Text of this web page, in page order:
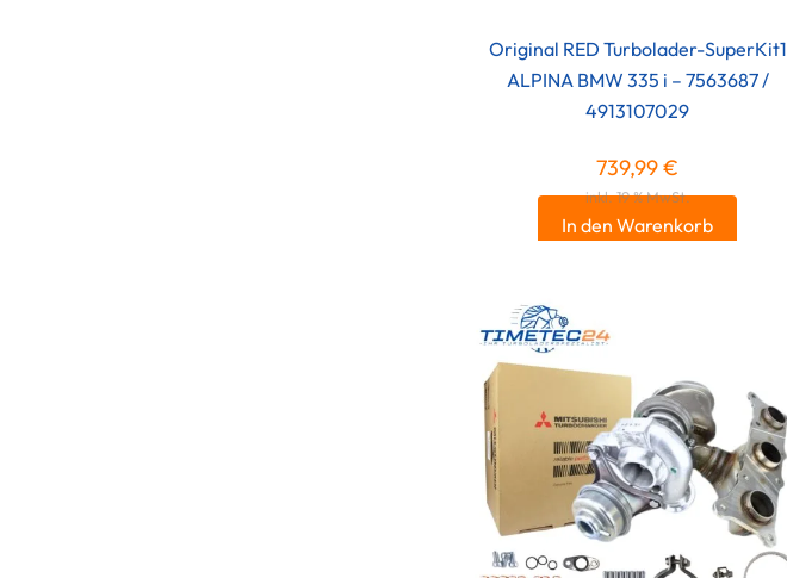
Original RED Turbolader-SuperKit1
ALPINA BMW 335 i – 7563687 /
4913107029
739,99€
inkl. 19 % MwSt.
In den Warenkorb